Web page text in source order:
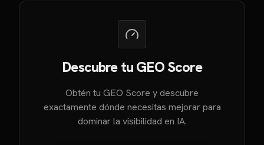
Descubre tu GEO Score
Obtén tu GEO Score y descubre
exactamente dónde necesitas mejorar para
dominar la visibilidad en IA.